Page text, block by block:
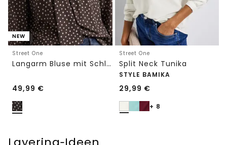
NEW
Street One
Langarm Bluse mit Schleifendetail
49,99 €
Street One
Split Neck Tunika
STYLE BAMIKA
29,99 €
+ 8